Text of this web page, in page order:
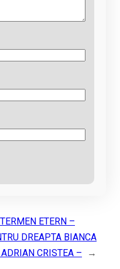
ETERN –
DREAPTA BIANCA
CRISTEA –
→